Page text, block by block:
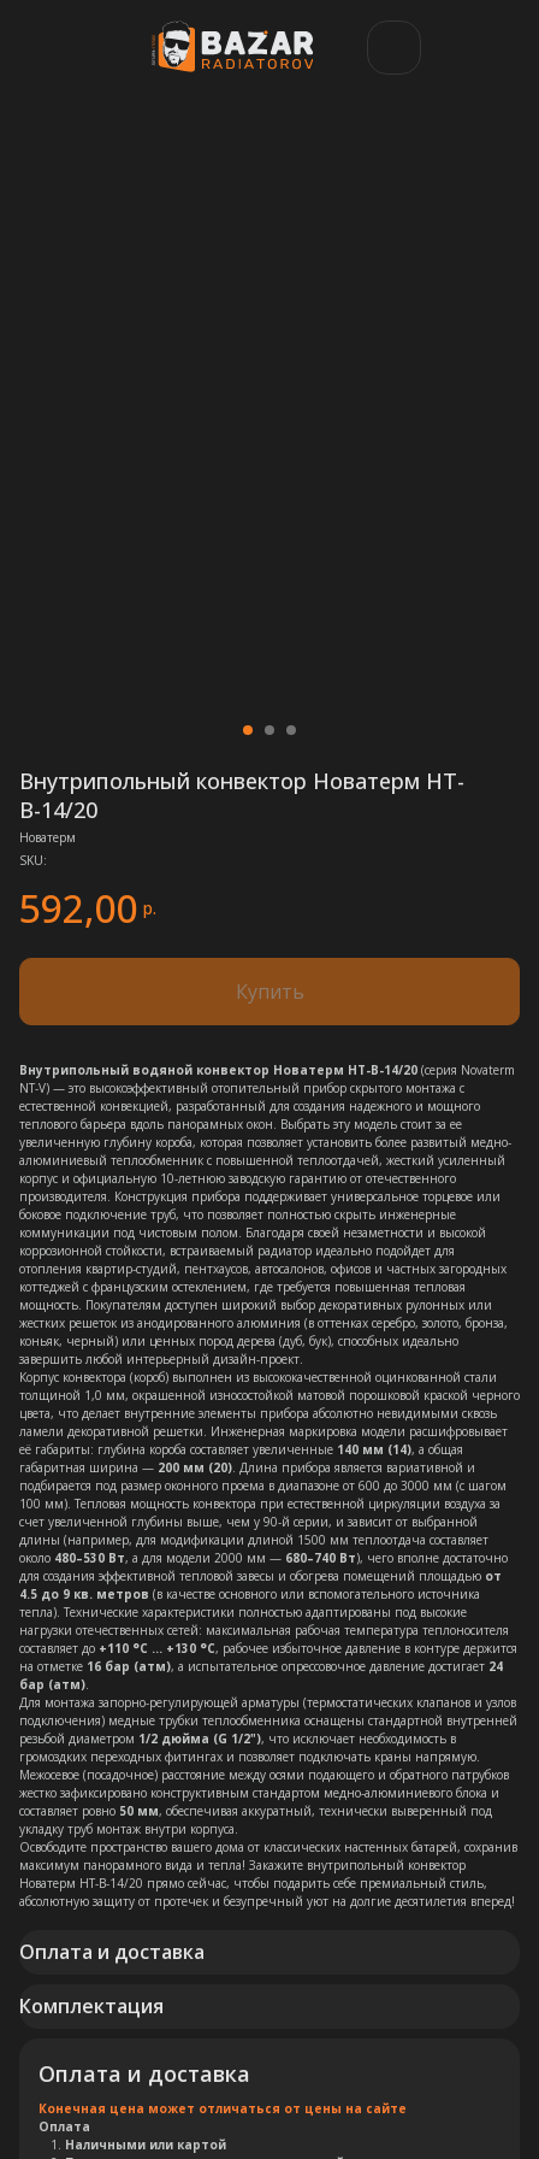
Внутрипольный конвектор Новатерм НТ-
В-14/20
Новатерм
SKU:
592,00 р.
Купить
Внутрипольный водяной конвектор Новатерм НТ-В-14/20 (серия Novaterm
NT-V) — это высокоэффективный отопительный прибор скрытого монтажа с
естественной конвекцией, разработанный для создания надежного и мощного
теплового барьера вдоль панорамных окон. Выбрать эту модель стоит за ее
увеличенную глубину короба, которая позволяет установить более развитый медно-
алюминиевый теплообменник с повышенной теплоотдачей, жесткий усиленный
корпус и официальную 10-летнюю заводскую гарантию от отечественного
производителя. Конструкция прибора поддерживает универсальное торцевое или
боковое подключение труб, что позволяет полностью скрыть инженерные
коммуникации под чистовым полом. Благодаря своей незаметности и высокой
коррозионной стойкости, встраиваемый радиатор идеально подойдет для
отопления квартир-студий, пентхаусов, автосалонов, офисов и частных загородных
коттеджей с французским остеклением, где требуется повышенная тепловая
мощность. Покупателям доступен широкий выбор декоративных рулонных или
жестких решеток из анодированного алюминия (в оттенках серебро, золото, бронза,
коньяк, черный) или ценных пород дерева (дуб, бук), способных идеально
завершить любой интерьерный дизайн-проект.
Корпус конвектора (короб) выполнен из высококачественной оцинкованной стали
толщиной 1,0 мм, окрашенной износостойкой матовой порошковой краской черного
цвета, что делает внутренние элементы прибора абсолютно невидимыми сквозь
ламели декоративной решетки. Инженерная маркировка модели расшифровывает
её габариты: глубина короба составляет увеличенные 140 мм (14), а общая
габаритная ширина — 200 мм (20). Длина прибора является вариативной и
подбирается под размер оконного проема в диапазоне от 600 до 3000 мм (с шагом
100 мм). Тепловая мощность конвектора при естественной циркуляции воздуха за
счет увеличенной глубины выше, чем у 90-й серии, и зависит от выбранной
длины (например, для модификации длиной 1500 мм теплоотдача составляет
около 480–530 Вт, а для модели 2000 мм — 680–740 Вт), чего вполне достаточно
для создания эффективной тепловой завесы и обогрева помещений площадью от
4.5 до 9 кв. метров (в качестве основного или вспомогательного источника
тепла). Технические характеристики полностью адаптированы под высокие
нагрузки отечественных сетей: максимальная рабочая температура теплоносителя
составляет до +110 °C ... +130 °C, рабочее избыточное давление в контуре держится
на отметке 16 бар (атм), а испытательное опрессовочное давление достигает 24
бар (атм).
Для монтажа запорно-регулирующей арматуры (термостатических клапанов и узлов
подключения) медные трубки теплообменника оснащены стандартной внутренней
резьбой диаметром 1/2 дюйма (G 1/2"), что исключает необходимость в
громоздких переходных фитингах и позволяет подключать краны напрямую.
Межосевое (посадочное) расстояние между осями подающего и обратного патрубков
жестко зафиксировано конструктивным стандартом медно-алюминиевого блока и
составляет ровно 50 мм, обеспечивая аккуратный, технически выверенный под
укладку труб монтаж внутри корпуса.
Освободите пространство вашего дома от классических настенных батарей, сохранив
максимум панорамного вида и тепла! Закажите внутрипольный конвектор
Новатерм НТ-В-14/20 прямо сейчас, чтобы подарить себе премиальный стиль,
абсолютную защиту от протечек и безупречный уют на долгие десятилетия вперед!
Оплата и доставка
Комплектация
Оплата и доставка
Конечная цена может отличаться от цены на сайте
Оплата
Наличными или картой